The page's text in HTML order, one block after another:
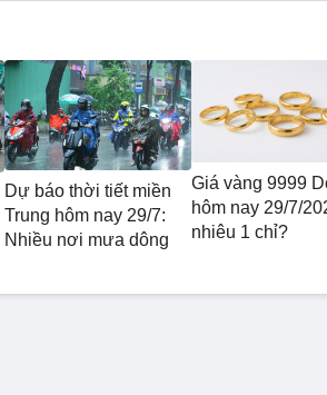
Dự báo thời tiết miền
Trung hôm nay 29/7:
Nhiều nơi mưa dông
Giá vàng 9999
hôm nay 29/7/
nhiêu 1 chỉ?